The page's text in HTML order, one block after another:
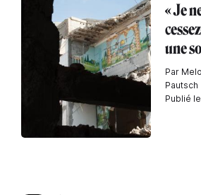
« Je
une
Par
Pautsch
Publié